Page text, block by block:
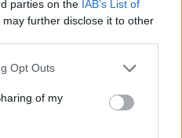
parties on the IAB’s List of
may further disclose it to other
uses one or more Google
behaviour. You may click to
and its third-party tags to
purposes in below Google
Opt Outs
of my
άγχους, ενώ η
και τη
βαλβίδων, χωρίς να